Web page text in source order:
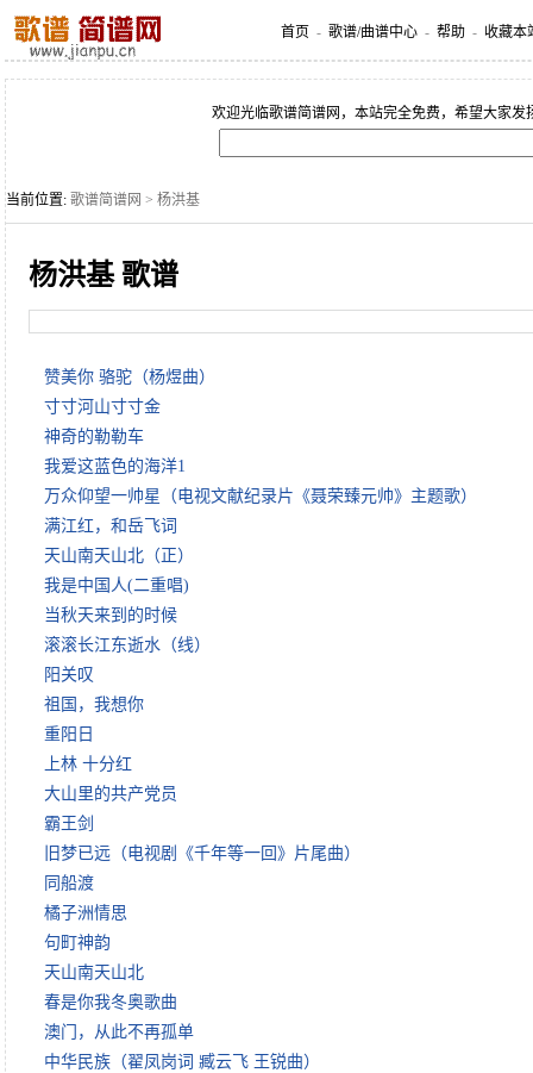
首页 - 歌谱/曲谱中心 - 帮助 - 收藏本
欢迎光临歌谱简谱网，本站完全免费，希望大家发
当前位置: 歌谱简谱网 > 杨洪基
杨洪基 歌谱
赞美你 骆驼（杨煜曲）
寸寸河山寸寸金
神奇的勒勒车
我爱这蓝色的海洋1
万众仰望一帅星（电视文献纪录片《聂荣臻元帅》主题歌）
满江红，和岳飞词
天山南天山北（正）
我是中国人(二重唱)
当秋天来到的时候
滚滚长江东逝水（线）
阳关叹
祖国，我想你
重阳日
上林 十分红
大山里的共产党员
霸王剑
旧梦已远（电视剧《千年等一回》片尾曲）
同船渡
橘子洲情思
句町神韵
天山南天山北
春是你我冬奥歌曲
澳门，从此不再孤单
中华民族（翟凤岗词 臧云飞 王锐曲）